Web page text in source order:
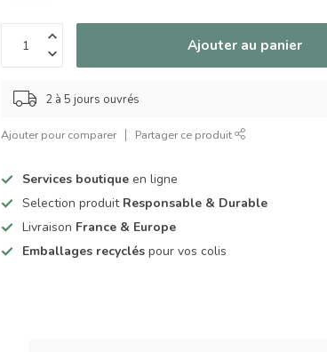
Ajouter au panier
2 à 5 jours ouvrés
Ajouter pour comparer Partager ce produit
Services boutique en ligne
Selection produit Responsable & Durable
Livraison France & Europe
Emballages recyclés pour vos colis